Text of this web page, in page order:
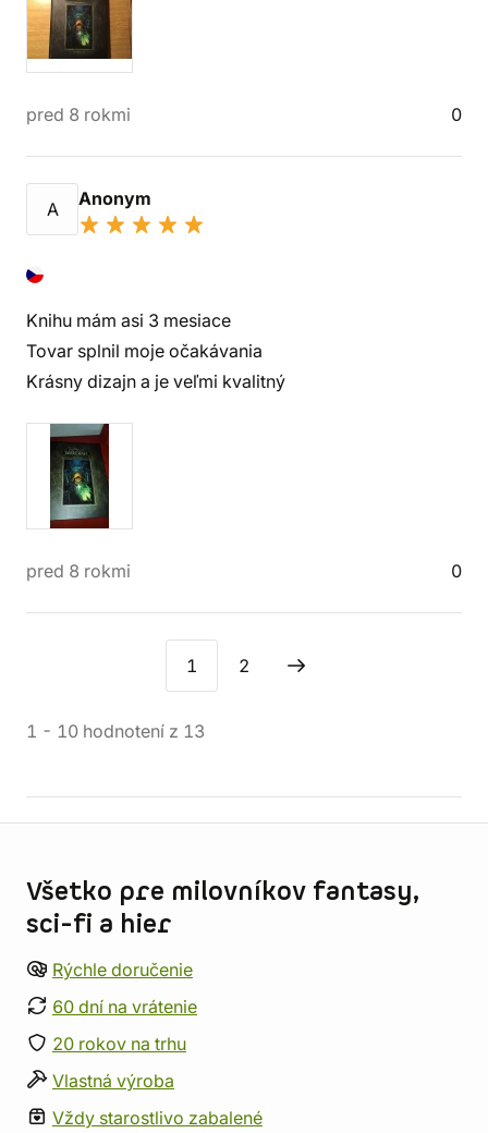
pred 8 rokmi 0
A Anonym
Knihu mám asi 3 mesiace
Tovar splnil moje očakávania
Krásny dizajn a je veľmi kvalitný
pred 8 rokmi 0
1 2
1 - 10 hodnotení z 13
Všetko pre milovníkov fantasy,
sci-fi a hier
Rýchle doručenie
60 dní na vrátenie
20 rokov na trhu
Vlastná výroba
Vždy starostlivo zabalené